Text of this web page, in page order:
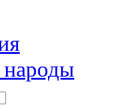
народы